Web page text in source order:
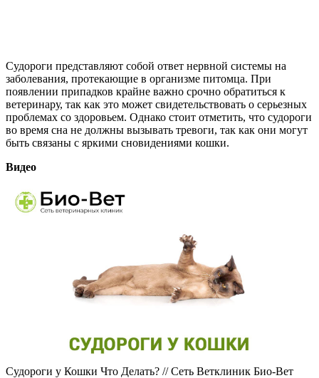
Судороги представляют собой ответ нервной системы на
заболевания, протекающие в организме питомца. При
появлении припадков крайне важно срочно обратиться к
ветеринару, так как это может свидетельствовать о серьезных
проблемах со здоровьем. Однако стоит отметить, что судороги
во время сна не должны вызывать тревоги, так как они могут
быть связаны с яркими сновидениями кошки.
Видео
Судороги у Кошки Что Делать? // Сеть Ветклиник Био-Вет